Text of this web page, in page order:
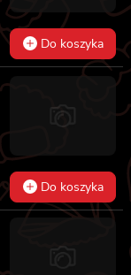
Do koszyka
Do koszyka